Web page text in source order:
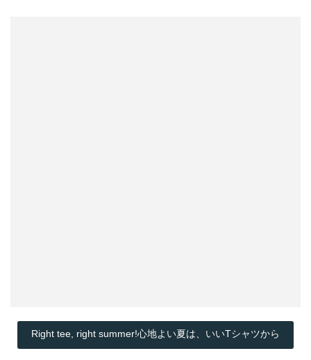
Right tee, right summer!心地よい夏は、いいTシャツから